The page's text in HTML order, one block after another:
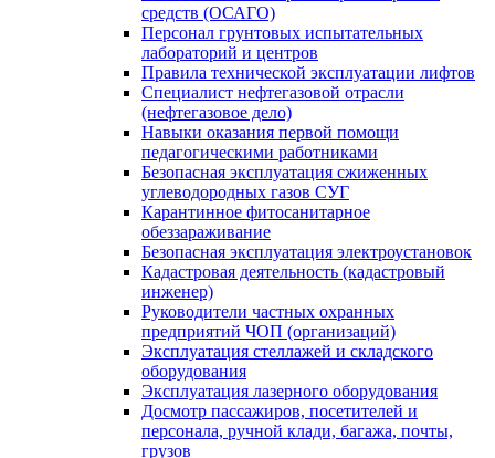
средств (ОСАГО)
Персонал грунтовых испытательных
лабораторий и центров
Правила технической эксплуатации лифтов
Специалист нефтегазовой отрасли
(нефтегазовое дело)
Навыки оказания первой помощи
педагогическими работниками
Безопасная эксплуатация сжиженных
углеводородных газов СУГ
Карантинное фитосанитарное
обеззараживание
Безопасная эксплуатация электроустановок
Кадастровая деятельность (кадастровый
инженер)
Руководители частных охранных
предприятий ЧОП (организаций)
Эксплуатация стеллажей и складского
оборудования
Эксплуатация лазерного оборудования
Досмотр пассажиров, посетителей и
персонала, ручной клади, багажа, почты,
грузов